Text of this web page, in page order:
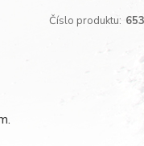
Číslo produktu: 653